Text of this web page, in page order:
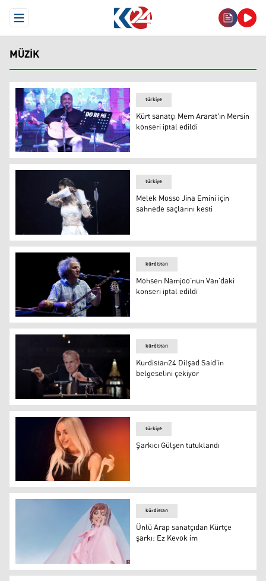
Open Menu
MÜZIK
Mem Ararat
türkiye
Kürt sanatçı Mem Ararat'ın Mersin
konseri iptal edildi
Melek Mosso
türkiye
Melek Mosso Jina Emini için
sahnede saçlarını kesti
Mohsen Namjoo
kürdistan
Mohsen Namjoo’nun Van’daki
konseri iptal edildi
Kurdistan24 Dilşad Said’in belgeselini çekiyor
kürdistan
Kurdistan24 Dilşad Said’in
belgeselini çekiyor
Şarkıcı Gülşen tutuklandı
türkiye
Şarkıcı Gülşen tutuklandı
Ünlü Arap sanatçıdan Kürtçe şarkı: Ez Kevok im
kürdistan
Ünlü Arap sanatçıdan Kürtçe
şarkı: Ez Kevok im